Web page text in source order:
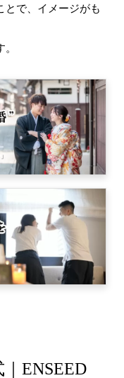
とで、イメージがも
ENSEED